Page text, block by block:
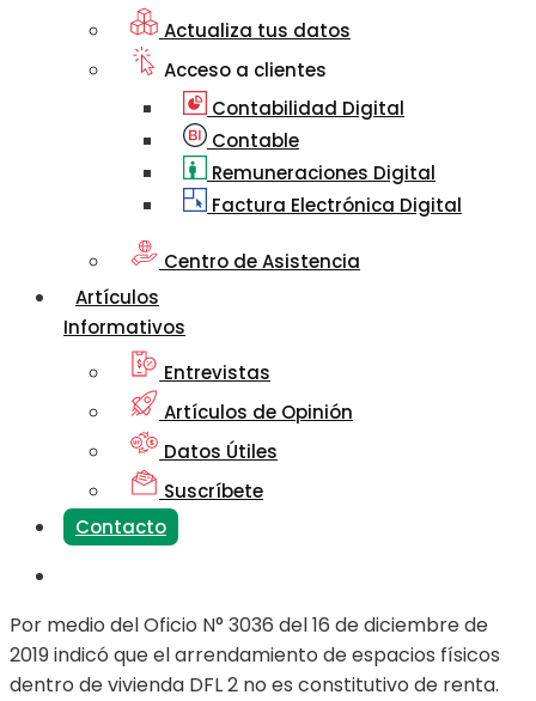
Actualiza tus datos
Acceso a clientes
Contabilidad Digital
Contable
Remuneraciones Digital
Factura Electrónica Digital
Centro de Asistencia
Artículos
Informativos
Entrevistas
Artículos de Opinión
Datos Útiles
Suscríbete
Contacto
Por medio del Oficio N° 3036 del 16 de diciembre de
2019 indicó que el arrendamiento de espacios físicos
dentro de vivienda DFL 2 no es constitutivo de renta.